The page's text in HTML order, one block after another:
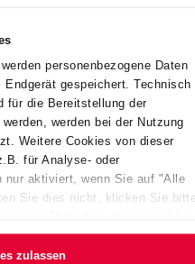
personenbezogene Daten
gespeichert. Technisch
für die Bereitstellung der
werden bei der Nutzung
Weitere Cookies von dieser
für Analyse- oder
nur aktiviert, wenn Sie auf "Alle
Sie dies nicht, klicken Sie
zu ändern oder zu
Cookie-Hinweis
zulassen